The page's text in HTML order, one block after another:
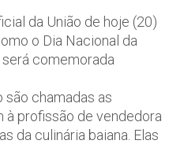
da União de hoje (20)
o Dia Nacional da
será comemorada
são chamadas as
à profissão de vendedora
da culinária baiana. Elas